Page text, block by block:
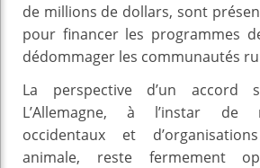
de millions de dollars, sont
pour financer les programmes
dédommager les communautés
La perspective d’un accord
L’Allemagne, à l’instar de
occidentaux et
animale, reste fermement